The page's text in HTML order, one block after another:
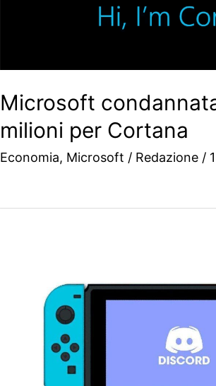
Microsoft
milioni per Cortana
Economia, Microsoft / Redazione /